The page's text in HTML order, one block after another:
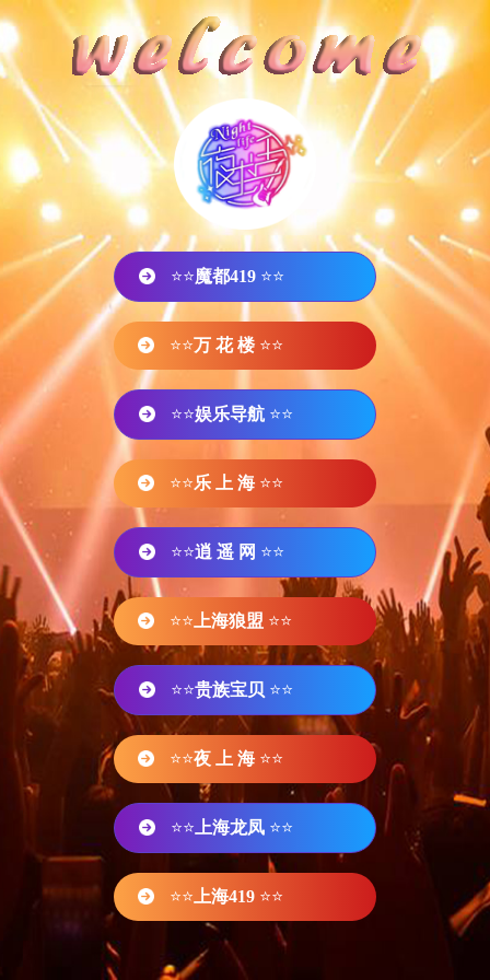
⭐⭐魔都419 ⭐⭐
⭐⭐万 花 楼 ⭐⭐
⭐⭐娱乐导航 ⭐⭐
⭐⭐乐 上 海 ⭐⭐
⭐⭐逍 遥 网 ⭐⭐
⭐⭐ 上海狼盟 ⭐⭐
⭐⭐贵族宝贝 ⭐⭐
⭐⭐夜 上 海 ⭐⭐
⭐⭐ 上海龙凤 ⭐⭐
⭐⭐ 上海419 ⭐⭐